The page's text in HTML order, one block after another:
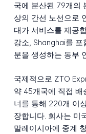
국에 분산된 79개의
상의 간선 노선으로
대가 서비스를 제공
강소, Shanghai를
분을 생성하는 동부
국제적으로 ZTO
약 45개국에 직접 배
너를 통해 220개 이
장합니다. 회사는 미
말레이시아에 중계